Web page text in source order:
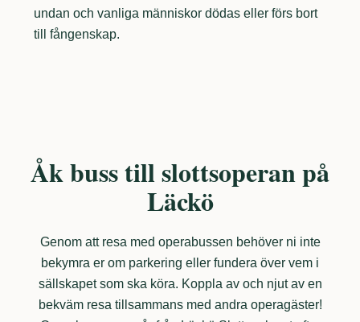
undan och vanliga människor dödas eller förs bort
till fångenskap.
Åk buss till slottsoperan på
Läckö
Genom att resa med operabussen behöver ni inte
bekymra er om parkering eller fundera över vem i
sällskapet som ska köra. Koppla av och njut av en
bekväm resa tillsammans med andra operagäster!